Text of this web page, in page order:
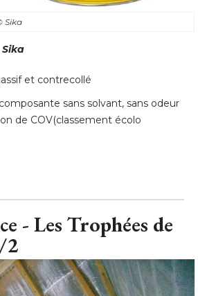
Sika
Sika
et contrecollé
sans solvant, sans odeur
de COV(classement écolo
- Les Trophées de
2